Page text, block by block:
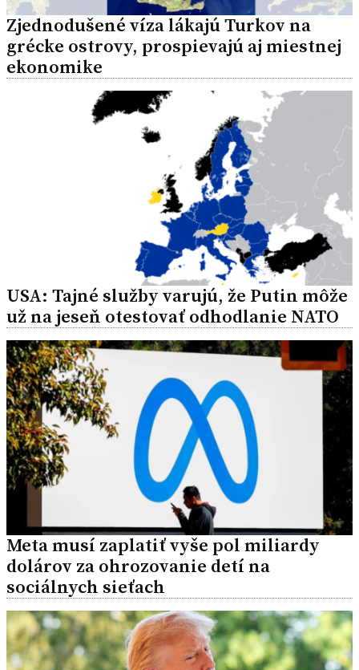
Zjednodušené víza lákajú Turkov na
grécke ostrovy, prospievajú aj miestnej
ekonomike
USA: Tajné služby varujú, že Putin môže
už na jeseň otestovať odhodlanie NATO
Meta musí zaplatiť vyše pol miliardy
dolárov za ohrozovanie detí na
sociálnych sieťach